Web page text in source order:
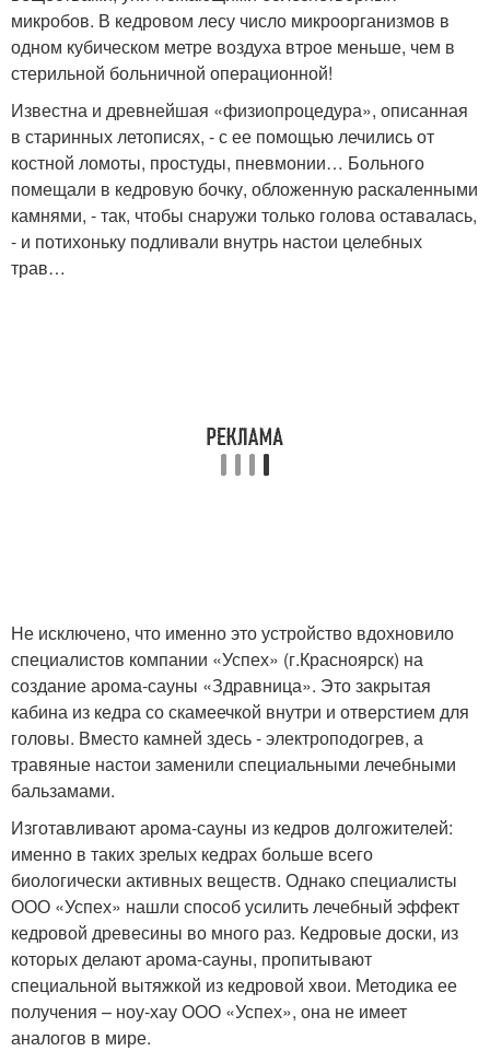
микробов. В кедровом лесу число микроорганизмов в
одном кубическом метре воздуха втрое меньше, чем в
стерильной больничной операционной!
Известна и древнейшая «физиопроцедура», описанная
в старинных летописях, - с ее помощью лечились от
костной ломоты, простуды, пневмонии… Больного
помещали в кедровую бочку, обложенную раскаленными
камнями, - так, чтобы снаружи только голова оставалась,
- и потихоньку подливали внутрь настои целебных
трав…
Не исключено, что именно это устройство вдохновило
специалистов компании «Успех» (г.Красноярск) на
создание арома-сауны «Здравница». Это закрытая
кабина из кедра со скамеечкой внутри и отверстием для
головы. Вместо камней здесь - электроподогрев, а
травяные настои заменили специальными лечебными
бальзамами.
Изготавливают арома-сауны из кедров долгожителей:
именно в таких зрелых кедрах больше всего
биологически активных веществ. Однако специалисты
ООО «Успех» нашли способ усилить лечебный эффект
кедровой древесины во много раз. Кедровые доски, из
которых делают арома-сауны, пропитывают
специальной вытяжкой из кедровой хвои. Методика ее
получения – ноу-хау ООО «Успех», она не имеет
аналогов в мире.